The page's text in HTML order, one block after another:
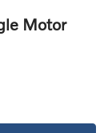
Motor